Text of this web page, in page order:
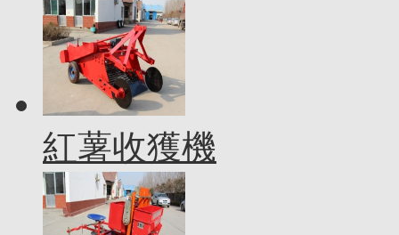
紅薯收獲機